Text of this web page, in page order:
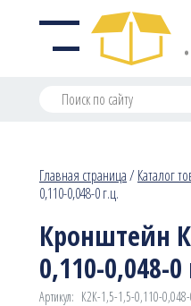
Главная страница/Каталог
0,110-0,048-0 г.ц.
Кронштейн
0,110-0,048-0
Артикул: К2К-1,5-1,5-0,110-